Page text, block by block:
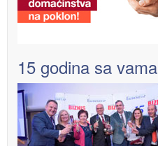
15 godina sa vama